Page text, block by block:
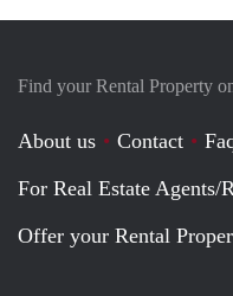
Find your Rental Property
About us Contact
For Real Estate Agents/
Offer your Rental